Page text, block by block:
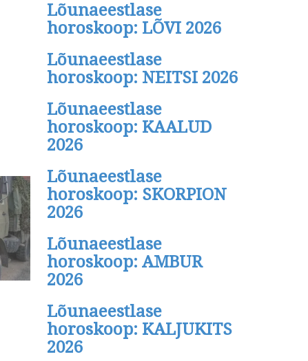
Lõunaeestlase
horoskoop: LÕVI 2026
Lõunaeestlase
horoskoop: NEITSI 2026
Lõunaeestlase
horoskoop: KAALUD
2026
Lõunaeestlase
horoskoop: SKORPION
2026
Lõunaeestlase
horoskoop: AMBUR
2026
Lõunaeestlase
horoskoop: KALJUKITS
2026